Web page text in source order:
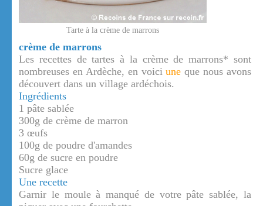
Tarte à la crème de marrons
crème de marrons
Les recettes de tartes à la crème de marrons* sont
nombreuses en Ardèche, en voiciune que nous avons
découvert dans un village ardéchois.
Ingrédients
1 pâte sablée
300g de crème de marron
3 œufs
100g de poudre d'amandes
60g de sucre en poudre
Sucre glace
Une recette
Garnir le moule à manqué de votre pâte sablée, la